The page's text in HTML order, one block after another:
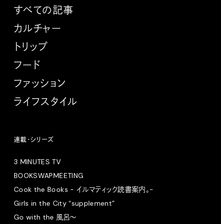
すべての記事
カルチャー
トリップ
フード
ファッション
ライフスタイル
連載・シリーズ
3 MINUTES TV
BOOKSWAPMEETING
Cook the Books - イルマティック読書案内。-
Girls in the City “supplement”
Go with the 風呂〜